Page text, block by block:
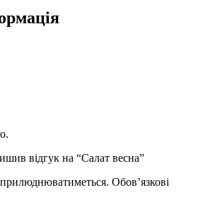
відгук на “Салат весна”
Обов’язкові